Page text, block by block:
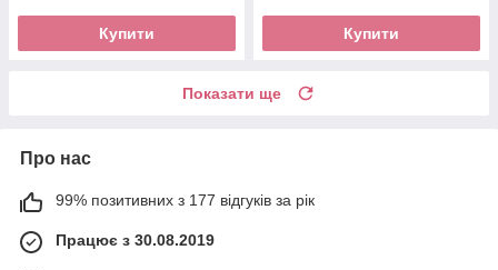
Купити Купити
Показати ще
Про нас
99% позитивних з 177 відгуків за рік
Працює з 30.08.2019